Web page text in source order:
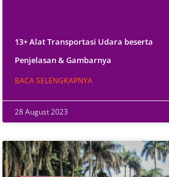
13+ Alat Transportasi Udara beserta
Penjelasan & Gambarnya
BACA SELENGKAPNYA
28 August 2023